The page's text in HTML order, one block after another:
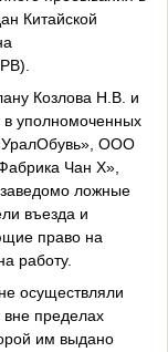
Китайской
Козлова Н.В. и
уполномоченных
ООО
Чан Х»,
ложные
въезда и
право на
работу.
осуществляли
пределах
им выдано